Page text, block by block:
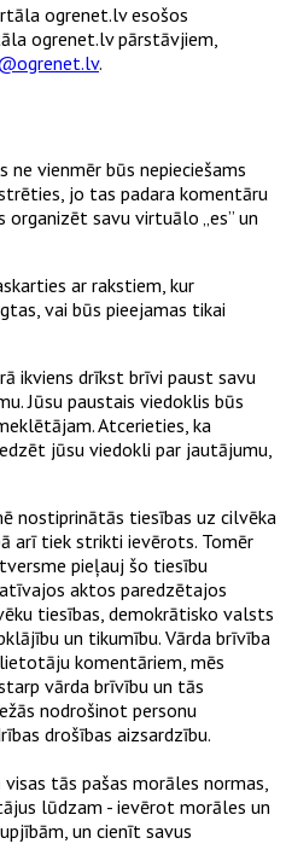
ogrenet.lv esošos
ogrenet.lv pārstāvjiem,
.
vienmēr būs nepieciešams
jo tas padara komentāru
savu virtuālo „es” un
ar rakstiem, kur
vai būs pieejamas tikai
ikviens drīkst brīvi paust savu
Jūsu paustais viedoklis būs
Atcerieties, ka
jūsu viedokli par jautājumu,
nostiprinātās tiesības uz cilvēka
arī tiek strikti ievērots. Tomēr
pieļauj šo tiesību
aktos paredzētajos
tiesības, demokrātisko valsts
un tikumību. Vārda brīvība
komentāriem, mēs
vārda brīvību un tās
nodrošinot personu
drošības aizsardzību.
tās pašas morāles normas,
lūdzam - ievērot morāles un
un cienīt savus